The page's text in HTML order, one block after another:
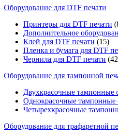
Оборудование для DTF печати
Принтеры для DTF печати
Дополнительное
Клей для DTF печати (15)
Пленка и бумага для DTF
Чернила для DTF печати
Оборудование для тампонной
Двухкрасочные тампонные
Однокрасочные тампонные
Четырехкрасочные
Оборудование для трафаретной